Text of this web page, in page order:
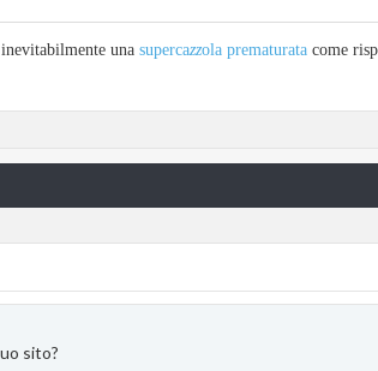
una supercazzola prematurata come
sito?